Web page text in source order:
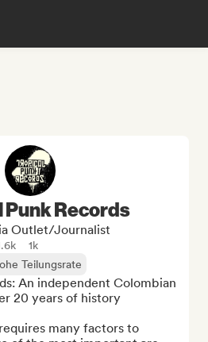
Punk Records
Outlet/Journalist
1k
Teilungsrate
An independent Colombian
20 years of history
many factors to